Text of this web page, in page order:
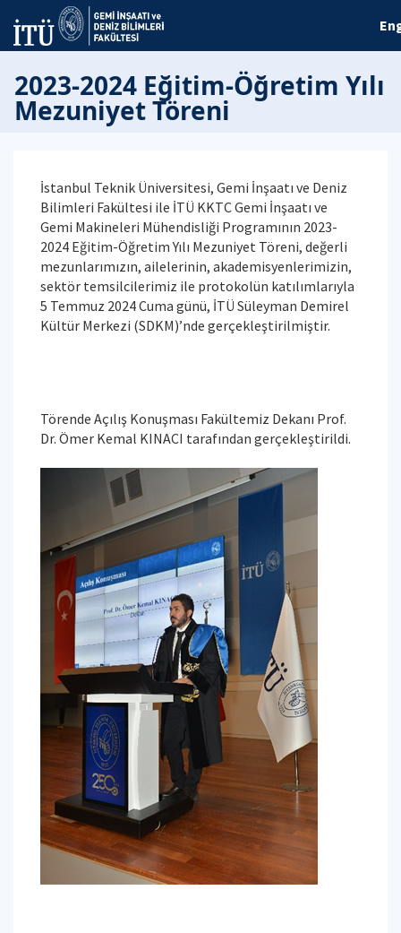
2023-2024 Eğitim-Öğretim Yılı
Mezuniyet Töreni
İstanbul Teknik Üniversitesi, Gemi İnşaatı ve Deniz
Bilimleri Fakültesi ile İTÜ KKTC Gemi İnşaatı ve
Gemi Makineleri Mühendisliği Programının 2023-
2024 Eğitim-Öğretim Yılı Mezuniyet Töreni, değerli
mezunlarımızın, ailelerinin, akademisyenlerimizin,
sektör temsilcilerimiz ile protokolün katılımlarıyla
5 Temmuz 2024 Cuma günü, İTÜ Süleyman Demirel
Kültür Merkezi (SDKM)’nde gerçekleştirilmiştir.
Törende Açılış Konuşması Fakültemiz Dekanı Prof.
Dr. Ömer Kemal KINACI tarafından gerçekleştirildi.